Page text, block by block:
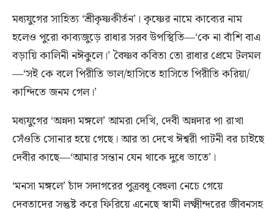
মধ্যযুগের সাহিত্য ‘শ্রীকৃষ্ণকীর্তন’। কৃষ্ণের নামে কাব্যের নাম
হলেও পুরো কাব্যজুড়ে রাধার সরব উপস্থিতি—‘কে না বাঁশি বাএ
বড়ায়ি কালিনী নঈকুলে।’ বৈষ্ণব কবিতা তো রাধার প্রেমে টলমল
—‘সই কে বলে পিরীতি ভাল/হাসিতে হাসিতে পিরীতি করিয়া/
কান্দিতে জনম গেল।’
মধ্যযুগের ‘অন্নদা মঙ্গলে’ আমরা দেখি, দেবী অন্নদার পা রাখা
সেঁওতি সোনার হয়ে গেছে। আর তা দেখে ঈশ্বরী পাটনী বর চাইছে
দেবীর কাছে—‘আমার সন্তান যেন থাকে দুধে ভাতে’।
‘মনসা মঙ্গলে’ চাঁদ সদাগরের পুত্রবধূ বেহুলা নেচে গেয়ে
দেবতাদের সন্তুষ্ট করে ফিরিয়ে এনেছে স্বামী লক্ষ্মীন্দরের জীবনসহ